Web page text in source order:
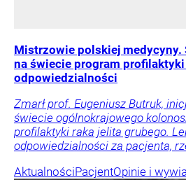
Mistrzowie polskiej medycyny.
na świecie program profilaktyki
odpowiedzialności
Zmarł prof. Eugeniusz Butruk,
świecie ogólnokrajowego
profilaktyki raka jelita grubego.
odpowiedzialności za pacjenta,
AktualnościPacjentOpinie i